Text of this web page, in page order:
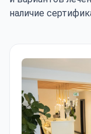
наличие